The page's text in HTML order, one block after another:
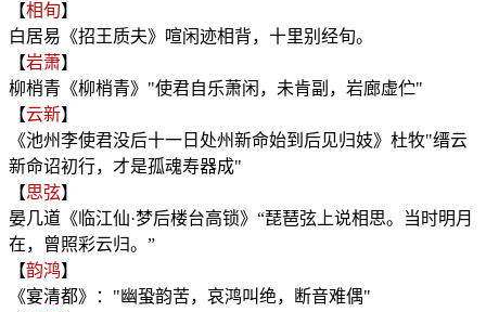
【相旬】
白居易《招王质夫》喧闲迹相背，十里别经旬。
【岩萧】
柳梢青《柳梢青》"使君自乐萧闲，未肯副，岩廊虚伫"
【云新】
《池州李使君没后十一日处州新命始到后见归妓》杜牧"缙云
新命诏初行，才是孤魂寿器成"
【思弦】
晏几道《临江仙·梦后楼台高锁》“琵琶弦上说相思。当时明月
在，曾照彩云归。”
【韵鸿】
《宴清都》："幽蛩韵苦，哀鸿叫绝，断音难偶"